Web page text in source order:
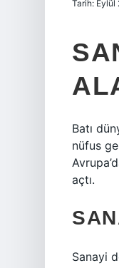
Tarih: Eylül
Batı
nüfus
açtı.
Sanayi